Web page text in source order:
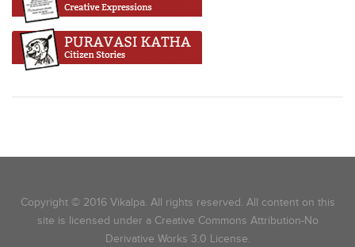
Copyright © 2016 Vikalpa. All rights reserved. All content on this
site is licensed under a Creative Commons Attribution-No
Derivative Works 3.0 License.